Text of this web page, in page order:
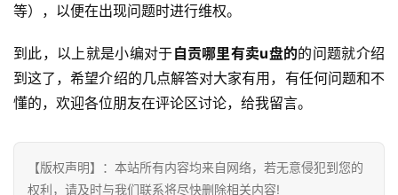
行
业
动
态
签
等），以便在出现问题时进行维权。
到此，以上就是小编对于自贡哪里有卖u盘的的问题就介绍
到这了，希望介绍的几点解答对大家有用，有任何问题和不
懂的，欢迎各位朋友在评论区讨论，给我留言。
【版权声明】：本站所有内容均来自网络，若无意侵犯到您的
权利，请及时与我们联系将尽快删除相关内容!